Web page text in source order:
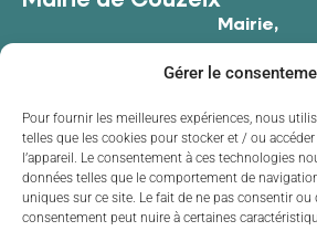
Gérer le
Pour fournir les meilleures expériences, nous
telles que les cookies pour stocker et / ou
l’appareil. Le consentement à ces technologies
données telles que le comportement de
uniques sur ce site. Le fait de ne pas consentir ou
consentement peut nuire à certaines
Mairie,
87270 Couzeix
05 55 39 34 09
Contacter la mairie
Horaires d'ouverture
Lundide 8h30 à 12h00 et de
Mardi
de 8h30 à 12h00 et de